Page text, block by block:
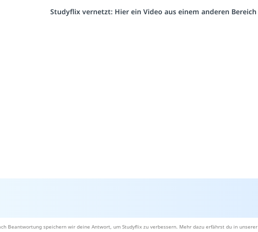
Studyflix vernetzt: Hier ein Video aus einem anderen Bereich
Beantwortung speichern wir deine Antwort, um Studyflix zu verbessern. Mehr dazu erfährst du in unserer